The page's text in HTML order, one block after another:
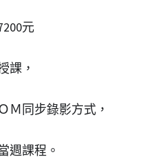
元
課，
Ｍ同步錄影方式，
週課程。